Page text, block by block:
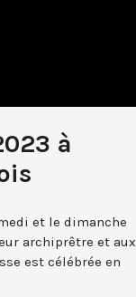
à
et le dimanche
archiprêtre et aux
est célébrée en